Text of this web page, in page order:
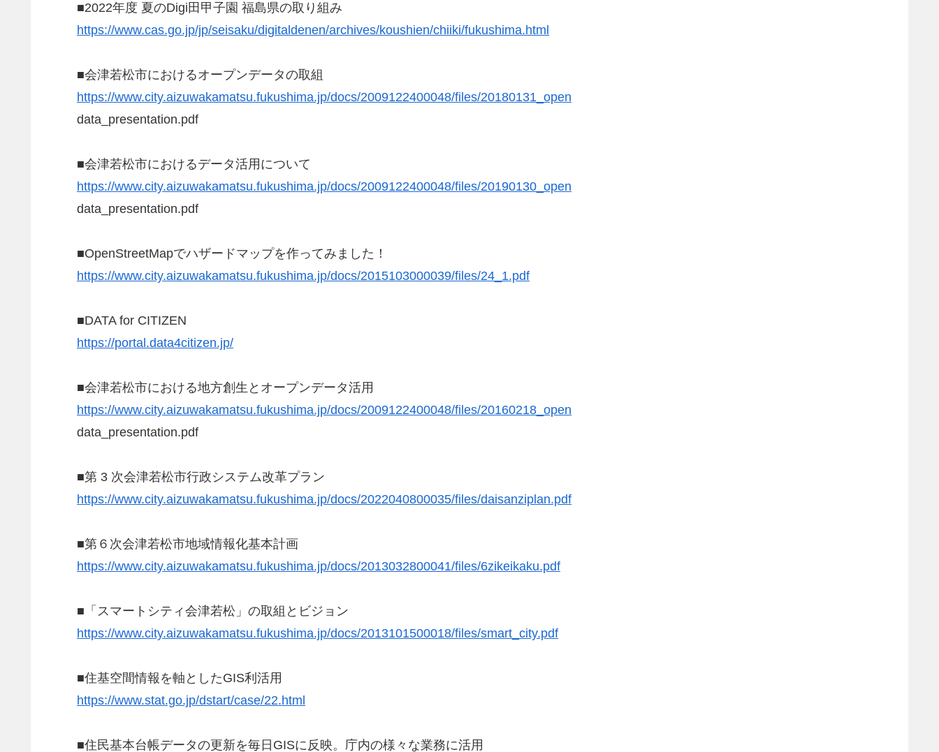
■2022年度 夏のDigi田甲子園 福島県の取り組み
https://www.cas.go.jp/jp/seisaku/digitaldenen/archives/koushien/chiiki/fukushima.html
■会津若松市におけるオープンデータの取組
https://www.city.aizuwakamatsu.fukushima.jp/docs/2009122400048/files/20180131_open
data_presentation.pdf
■会津若松市におけるデータ活用について
https://www.city.aizuwakamatsu.fukushima.jp/docs/2009122400048/files/20190130_open
data_presentation.pdf
■OpenStreetMapでハザードマップを作ってみました！
https://www.city.aizuwakamatsu.fukushima.jp/docs/2015103000039/files/24_1.pdf
■DATA for CITIZEN
https://portal.data4citizen.jp/
■会津若松市における地方創生とオープンデータ活用
https://www.city.aizuwakamatsu.fukushima.jp/docs/2009122400048/files/20160218_open
data_presentation.pdf
■第 3 次会津若松市行政システム改革プラン
https://www.city.aizuwakamatsu.fukushima.jp/docs/2022040800035/files/daisanziplan.pdf
■第６次会津若松市地域情報化基本計画
https://www.city.aizuwakamatsu.fukushima.jp/docs/2013032800041/files/6zikeikaku.pdf
■「スマートシティ会津若松」の取組とビジョン
https://www.city.aizuwakamatsu.fukushima.jp/docs/2013101500018/files/smart_city.pdf
■住基空間情報を軸としたGIS利活用
https://www.stat.go.jp/dstart/case/22.html
■住民基本台帳データの更新を毎日GISに反映。庁内の様々な業務に活用